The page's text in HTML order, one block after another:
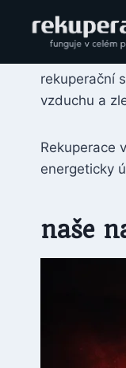
rekuperační
vzduchu a
Rekuperace
energeticky
naše